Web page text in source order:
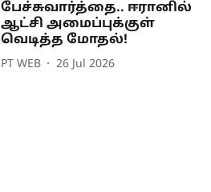
பேச்சுவார்த்தை.. ஈரானில்
ஆட்சி அமைப்புக்குள்
வெடித்த மோதல்!
PT WEB 26 Jul 2026